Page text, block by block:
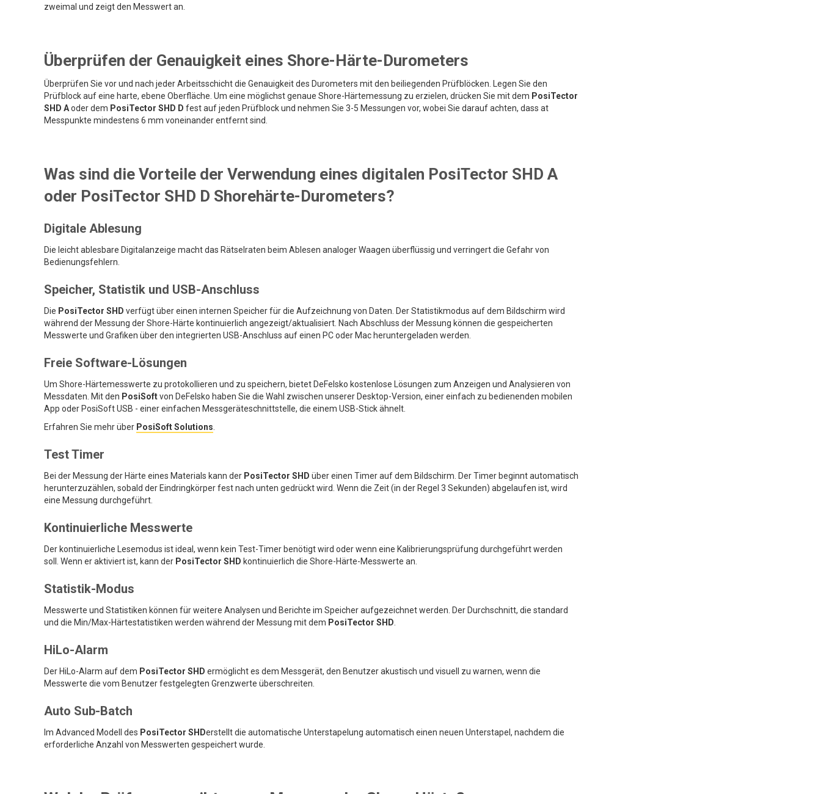
zweimal und zeigt den Messwert an.
Überprüfen der Genauigkeit eines Shore-Härte-Durometers
Überprüfen Sie vor und nach jeder Arbeitsschicht die Genauigkeit des Durometers mit den beiliegenden Prüfblöcken. Legen Sie den
Prüfblock auf eine harte, ebene Oberfläche. Um eine möglichst genaue Shore-Härtemessung zu erzielen, drücken Sie mit dem PosiTector
SHD Aoder dem PosiTector SHD D fest auf jeden Prüfblock und nehmen Sie 3-5 Messungen vor, wobei Sie darauf achten, dass at
Messpunkte mindestens 6 mm voneinander entfernt sind.
Was sind die Vorteile der Verwendung eines digitalen PosiTector SHD A
oder PosiTector SHD D Shorehärte-Durometers?
Digitale Ablesung
Die leicht ablesbare Digitalanzeige macht das Rätselraten beim Ablesen analoger Waagen überflüssig und verringert die Gefahr von
Bedienungsfehlern.
Speicher, Statistik und USB-Anschluss
Die PosiTector SHD verfügt über einen internen Speicher für die Aufzeichnung von Daten. Der Statistikmodus auf dem Bildschirm wird
während der Messung der Shore-Härte kontinuierlich angezeigt/aktualisiert. Nach Abschluss der Messung können die gespeicherten
Messwerte und Grafiken über den integrierten USB-Anschluss auf einen PC oder Mac heruntergeladen werden.
Freie Software-Lösungen
Um Shore-Härtemesswerte zu protokollieren und zu speichern, bietet DeFelsko kostenlose Lösungen zum Anzeigen und Analysieren von
Messdaten. Mit den PosiSoftvon DeFelsko haben Sie die Wahl zwischen unserer Desktop-Version, einer einfach zu bedienenden mobilen
App oder PosiSoft USB - einer einfachen Messgeräteschnittstelle, die einem USB-Stick ähnelt.
Erfahren Sie mehr über PosiSoft Solutions
Test Timer
Bei der Messung der Härte eines Materials kann der PosiTector SHD über einen Timer auf dem Bildschirm. Der Timer beginnt automatisch
herunterzuzählen, sobald der Eindringkörper fest nach unten gedrückt wird. Wenn die Zeit (in der Regel 3 Sekunden) abgelaufen ist, wird
eine Messung durchgeführt.
Kontinuierliche Messwerte
Der kontinuierliche Lesemodus ist ideal, wenn kein Test-Timer benötigt wird oder wenn eine Kalibrierungsprüfung durchgeführt werden
soll. Wenn er aktiviert ist, kann der PosiTector SHD kontinuierlich die Shore-Härte-Messwerte an.
Statistik-Modus
Messwerte und Statistiken können für weitere Analysen und Berichte im Speicher aufgezeichnet werden. Der Durchschnitt, die standard
und die Min/Max-Härtestatistiken werden während der Messung mit dem PosiTector SHD
HiLo-Alarm
Der HiLo-Alarm auf dem PosiTector SHD ermöglicht es dem Messgerät, den Benutzer akustisch und visuell zu warnen, wenn die
Messwerte die vom Benutzer festgelegten Grenzwerte überschreiten.
Auto Sub-Batch
Im Advanced Modell des PosiTector SHDerstellt die automatische Unterstapelung automatisch einen neuen Unterstapel, nachdem die
erforderliche Anzahl von Messwerten gespeichert wurde.